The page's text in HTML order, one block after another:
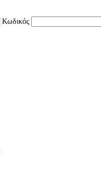
Κωδικός